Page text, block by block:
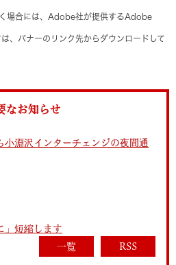
場合には、Adobe社が提供するAdobe
、バナーのリンク先からダウンロードして
なお知らせ
小淵沢インターチェンジの夜間通
」短縮します
一覧
RSS